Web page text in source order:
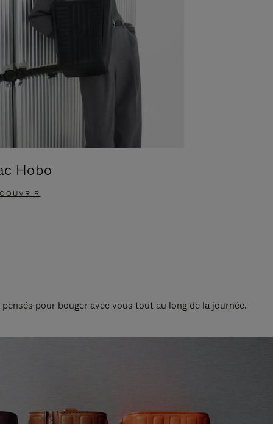
Hobo
pour bouger avec vous tout au long de la journée.